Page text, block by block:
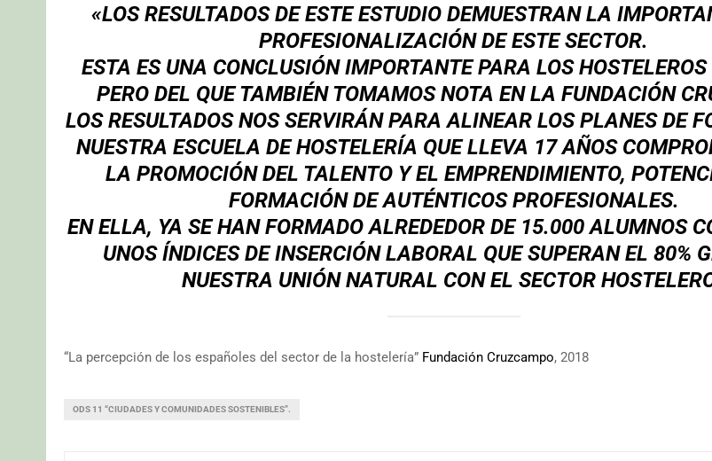
«LOS RESULTADOS DE ESTE ESTUDIO DEMUESTRAN LA
PROFESIONALIZACIÓN DE ESTE SECTOR.
ESTA ES UNA CONCLUSIÓN IMPORTANTE PARA LOS
PERO DEL QUE TAMBIÉN TOMAMOS NOTA EN LA FUNDACIÓN
LOS RESULTADOS NOS SERVIRÁN PARA ALINEAR LOS PLANES DE
NUESTRA ESCUELA DE HOSTELERÍA QUE LLEVA 17 AÑOS
LA PROMOCIÓN DEL TALENTO Y EL EMPRENDIMIENTO,
FORMACIÓN DE AUTÉNTICOS PROFESIONALES.
EN ELLA, YA SE HAN FORMADO ALREDEDOR DE 15.000 ALUMNOS
UNOS ÍNDICES DE INSERCIÓN LABORAL QUE SUPERAN EL 80%
NUESTRA UNIÓN NATURAL CON EL SECTOR
“La percepción de los españoles del sector de la hostelería” Fundación Cruzcampo, 2018
ODS 11 “CIUDADES Y COMUNIDADES SOSTENIBLES”.